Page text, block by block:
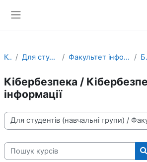
Курси Для студентів (навчальні групи) Факультет інформаційно-комп'ютерних технологій
Кібербезпека /
інформації
Категорії курсів
Пошук курсів